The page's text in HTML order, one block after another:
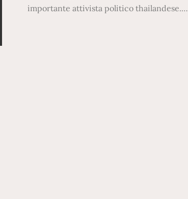
importante attivista politico thailandese.…